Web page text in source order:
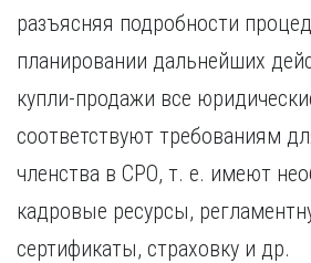
разъясняя подробности
планировании дальнейших
купли-продажи все
соответствуют требованиям
членства в СРО, т. е. имеют
кадровые ресурсы,
сертификаты, страховку и др.